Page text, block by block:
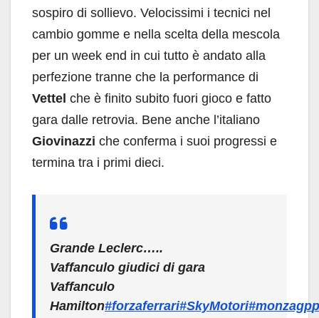
sospiro di sollievo. Velocissimi i tecnici nel
cambio gomme e nella scelta della mescola
per un week end in cui tutto è andato alla
perfezione tranne che la performance di
Vettel che è finito subito fuori gioco e fatto
gara dalle retrovia. Bene anche l’italiano
Giovinazzi che conferma i suoi progressi e
termina tra i primi dieci.
Grande Leclerc…..
Vaffanculo giudici di gara
Vaffanculo
Hamilton#forzaferrari#SkyMotori#monzagp